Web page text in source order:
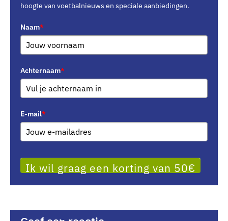
hoogte van voetbalnieuws en speciale aanbiedingen.
Naam*
Achternaam*
E-mail*
Ik wil graag een korting van 50€